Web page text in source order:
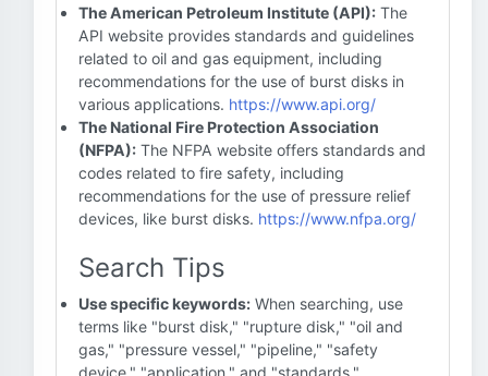
The American Petroleum Institute (API): The
API website provides standards and guidelines
related to oil and gas equipment, including
recommendations for the use of burst disks in
various applications. https://www.api.org/
The National Fire Protection Association
(NFPA): The NFPA website offers standards and
codes related to fire safety, including
recommendations for the use of pressure relief
devices, like burst disks. https://www.nfpa.org/
Search Tips
Use specific keywords: When searching, use
terms like "burst disk," "rupture disk," "oil and
gas," "pressure vessel," "pipeline," "safety
device," "application," and "standards."